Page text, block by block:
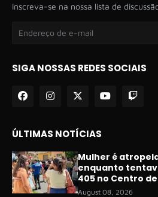
Inscreva-se na nossa lista de
SIGA NOSSAS REDES SOCIAIS
ÚLTIMAS NOTÍCIAS
Mulher é
enquanto
405 no Centro
August 08, 2026